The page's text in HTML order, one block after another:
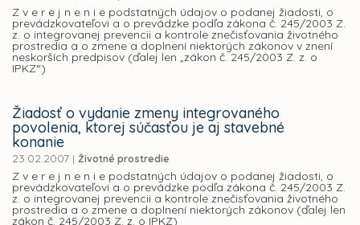
Z v e r e j n e n i e podstatných údajov o podanej žiadosti, o
prevádzkovateľovi a o prevádzke podľa zákona č. 245/2003 Z.
z. o integrovanej prevencii a kontrole znečisťovania životného
prostredia a o zmene a doplnení niektorých zákonov v znení
neskorších predpisov (ďalej len „zákon č. 245/2003 Z. z. o
IPKZ“)
Žiadosť o vydanie zmeny integrovaného
povolenia, ktorej súčasťou je aj stavebné
konanie
23.02.2007 | Životné prostredie
Z v e r e j n e n i e podstatných údajov o podanej žiadosti, o
prevádzkovateľovi a o prevádzke podľa zákona č. 245/2003 Z.
z. o integrovanej prevencii a kontrole znečisťovania životného
prostredia a o zmene a doplnení niektorých zákonov (ďalej len
zákon č. 245/2003 Z. z. o IPKZ)